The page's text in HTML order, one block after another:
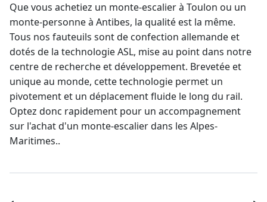
Que vous achetiez un monte-escalier à Toulon ou un
monte-personneà Antibes, la qualité est la même.
Tous nos fauteuils sont de confection allemande et
dotés de la technologie ASL, mise au point dans notre
centre de recherche et développement. Brevetée et
unique au monde, cette technologie permet un
pivotement et un déplacement fluide le long du rail.
Optez donc rapidement pour un accompagnement
sur l'achat d'un monte-escalier dans les Alpes-
Maritimes..